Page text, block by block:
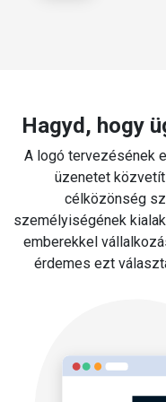
Hagyd, hogy
A logó tervezésének
üzenetet
célközönség
személyiségének
emberekkel
érdemes ezt